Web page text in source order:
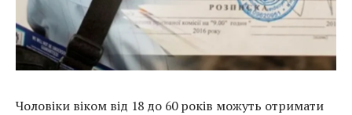
Чоловіки віком від 18 до 60 років можуть отримати